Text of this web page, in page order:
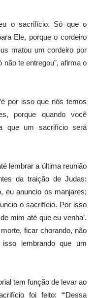
o sacrifício. Só que o
Ele, porque o cordeiro
matou um cordeiro por
te entregou”, afirma o
por isso que nós temos
porque quando você
que um sacrifício será
lembrar a última reunião
da traição de Judas:
eu anuncio os manjares;
o sacrifício. Por isso
mim até que eu venha’.
ficar chorando, não
lembrando que um
tem função de levar ao
foi feito: “‘Dessa